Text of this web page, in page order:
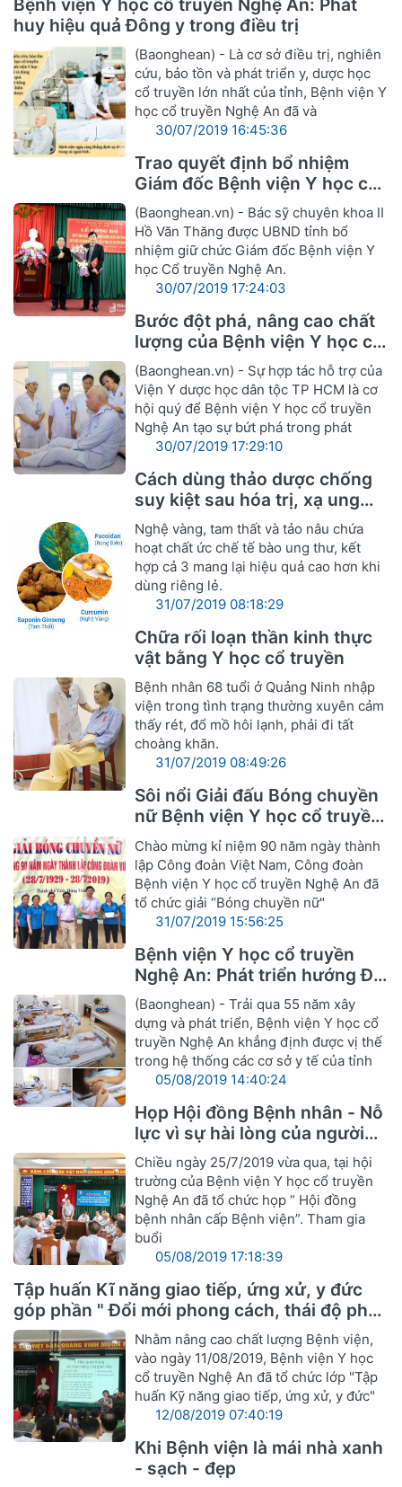
Bệnh viện Y học cổ truyền Nghệ An: Phát
huy hiệu quả Đông y trong điều trị
(Baonghean) - Là cơ sở điều trị, nghiên
cứu, bảo tồn và phát triển y, dược học
cổ truyền lớn nhất của tỉnh, Bệnh viện Y
học cổ truyền Nghệ An đã và
30/07/2019 16:45:36
Trao quyết định bổ nhiệm
Giám đốc Bệnh viện Y học cổ
truyền Nghệ An
(Baonghean.vn) - Bác sỹ chuyên khoa II
Hồ Văn Thăng được UBND tỉnh bổ
nhiệm giữ chức Giám đốc Bệnh viện Y
học Cổ truyền Nghệ An.
30/07/2019 17:24:03
Bước đột phá, nâng cao chất
lượng của Bệnh viện Y học cổ
truyền Nghệ An
(Baonghean.vn) - Sự hợp tác hỗ trợ của
Viện Y dược học dân tộc TP HCM là cơ
hội quý để Bệnh viện Y học cổ truyền
Nghệ An tạo sự bứt phá trong phát
30/07/2019 17:29:10
Cách dùng thảo dược chống
suy kiệt sau hóa trị, xạ ung
thư
Nghệ vàng, tam thất và tảo nâu chứa
hoạt chất ức chế tế bào ung thư, kết
hợp cả 3 mang lại hiệu quả cao hơn khi
dùng riêng lẻ.
31/07/2019 08:18:29
Chữa rối loạn thần kinh thực
vật bằng Y học cổ truyền
Bệnh nhân 68 tuổi ở Quảng Ninh nhập
viện trong tình trạng thường xuyên cảm
thấy rét, đổ mồ hôi lạnh, phải đi tất
choàng khăn.
31/07/2019 08:49:26
Sôi nổi Giải đấu Bóng chuyền
nữ Bệnh viện Y học cổ truyền
Nghệ An
Chào mừng kỉ niệm 90 năm ngày thành
lập Công đoàn Việt Nam, Công đoàn
Bệnh viện Y học cổ truyền Nghệ An đã
tổ chức giải “Bóng chuyền nữ"
31/07/2019 15:56:25
Bệnh viện Y học cổ truyền
Nghệ An: Phát triển hướng Đa
khoa Y, Dược cổ truyền
(Baonghean) - Trải qua 55 năm xây
dựng và phát triển, Bệnh viện Y học cổ
truyền Nghệ An khẳng định được vị thế
trong hệ thống các cơ sở y tế của tỉnh
05/08/2019 14:40:24
Họp Hội đồng Bệnh nhân - Nỗ
lực vì sự hài lòng của người
bệnh
Chiều ngày 25/7/2019 vừa qua, tại hội
trường của Bệnh viện Y học cổ truyền
Nghệ An đã tổ chức họp “ Hội đồng
bệnh nhân cấp Bệnh viện”. Tham gia
buổi
05/08/2019 17:18:39
Tập huấn Kĩ năng giao tiếp, ứng xử, y đức
góp phần " Đổi mới phong cách, thái độ phục
vụ cán bộ ngành Y hướng tới sự hài lòng
người bệnh"
Nhằm nâng cao chất lượng Bệnh viện,
vào ngày 11/08/2019, Bệnh viện Y học
cổ truyền Nghệ An đã tổ chức lớp "Tập
huấn Kỹ năng giao tiếp, ứng xử, y đức"
12/08/2019 07:40:19
Khi Bệnh viện là mái nhà xanh
- sạch - đẹp